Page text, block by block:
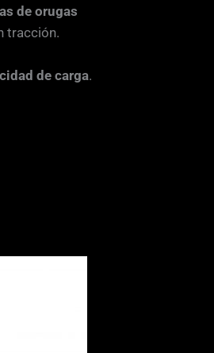
de orugas
tracción.
de carga.